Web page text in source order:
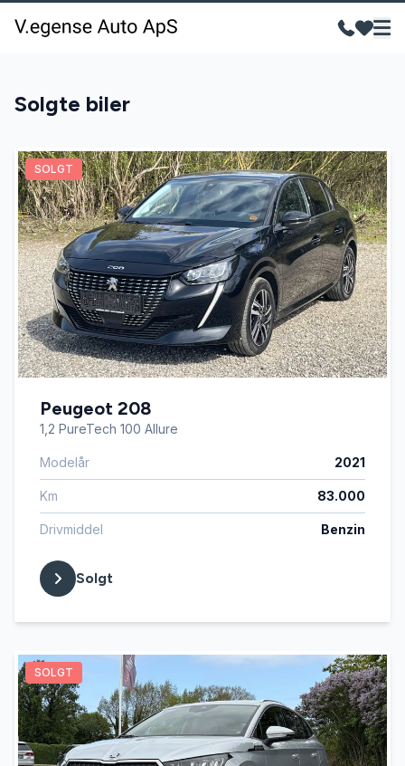
Solgte biler
SOLGT
Peugeot 208
1,2 PureTech 100 Allure
Modelår 2021
Km 83.000
Drivmiddel Benzin
Solgt
SOLGT